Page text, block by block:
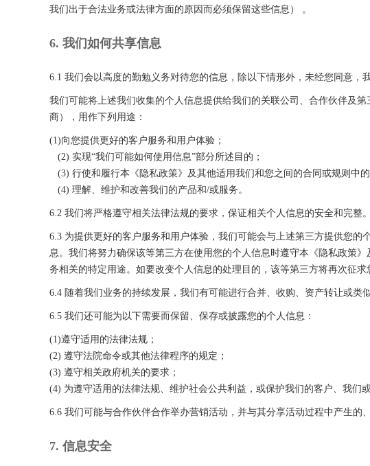
我们出于合法业务或法律方面的原因而必须保留这些信息） 。
6. 我们如何共享信息
6.1 我们会以高度的勤勉义务对待您的信息，除以下情形外，未经您同意，
我们可能将上述我们收集的个人信息提供给我们的关联公司、合作伙伴及
商），用作下列用途：
(1)向您提供更好的客户服务和用户体验；
(2) 实现“我们可能如何使用信息”部分所述目的；
(3) 行使和履行本《隐私政策》及其他适用我们和您之间的合同或规则中的
(4) 理解、维护和改善我们的产品和/或服务。
6.2 我们将严格遵守相关法律法规的要求，保证相关个人信息的安全和完整。
6.3 为提供更好的客户服务和用户体验，我们可能会与上述第三方提供您
息。我们将努力确保该等第三方在使用您的个人信息时遵守本《隐私政策
务相关的特定用途。如要改变个人信息的处理目的，该等第三方将再次征求
6.4 随着我们业务的持续发展，我们有可能进行合并、收购、资产转让或类
6.5 我们还可能为以下需要而保留、保存或披露您的个人信息：
(1)遵守适用的法律法规；
(2) 遵守法院命令或其他法律程序的规定；
(3) 遵守相关政府机关的要求；
(4) 为遵守适用的法律法规、维护社会公共利益，或保护我们的客户、我们
6.6 我们可能与合作伙伴合作举办营销活动，并与其分享活动过程中产生的
7. 信息安全